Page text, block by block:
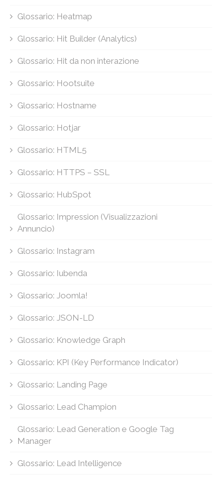
Glossario: Heatmap
Glossario: Hit Builder (Analytics)
Glossario: Hit da non interazione
Glossario: Hootsuite
Glossario: Hostname
Glossario: Hotjar
Glossario: HTML5
Glossario: HTTPS – SSL
Glossario: HubSpot
Glossario: Impression (Visualizzazioni
Annuncio)
Glossario: Instagram
Glossario: Iubenda
Glossario: Joomla!
Glossario: JSON-LD
Glossario: Knowledge Graph
Glossario: KPI (Key Performance Indicator)
Glossario: Landing Page
Glossario: Lead Champion
Glossario: Lead Generation e Google Tag
Manager
Glossario: Lead Intelligence